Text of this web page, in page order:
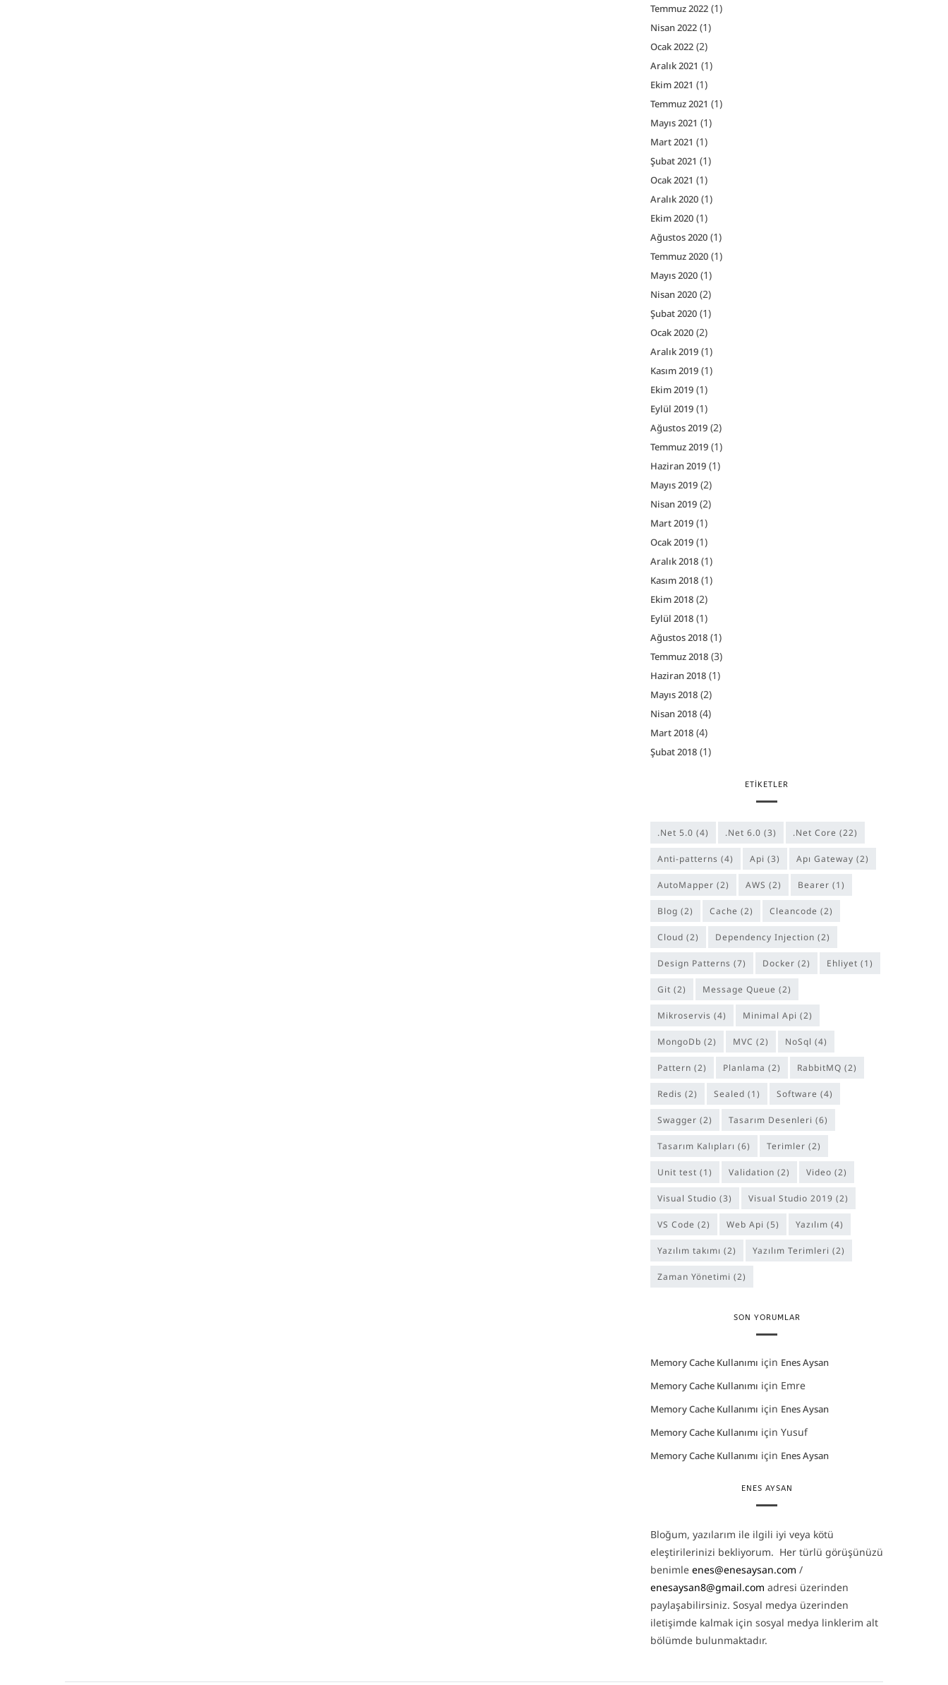
Temmuz 2022 (1)
Nisan 2022 (1)
Ocak 2022 (2)
Aralık 2021 (1)
Ekim 2021 (1)
Temmuz 2021 (1)
Mayıs 2021 (1)
Mart 2021 (1)
Şubat 2021 (1)
Ocak 2021 (1)
Aralık 2020 (1)
Ekim 2020 (1)
Ağustos 2020 (1)
Temmuz 2020 (1)
Mayıs 2020 (1)
Nisan 2020 (2)
Şubat 2020 (1)
Ocak 2020 (2)
Aralık 2019 (1)
Kasım 2019 (1)
Ekim 2019 (1)
Eylül 2019 (1)
Ağustos 2019 (2)
Temmuz 2019 (1)
Haziran 2019 (1)
Mayıs 2019 (2)
Nisan 2019 (2)
Mart 2019 (1)
Ocak 2019 (1)
Aralık 2018 (1)
Kasım 2018 (1)
Ekim 2018 (2)
Eylül 2018 (1)
Ağustos 2018 (1)
Temmuz 2018 (3)
Haziran 2018 (1)
Mayıs 2018 (2)
Nisan 2018 (4)
Mart 2018 (4)
Şubat 2018 (1)
ETIKETLER
.Net 5.0 (4) .Net 6.0 (3) .Net Core (22)
anti-patterns (4) Api (3) Apı Gateway (2)
AutoMapper (2) AWS (2) Bearer (1)
Blog (2) Cache (2) cleancode (2)
Cloud (2) Dependency Injection (2)
Design Patterns (7) Docker (2) Ehliyet (1)
Git (2) Message Queue (2)
Mikroservis (4) Minimal Api (2)
MongoDb (2) MVC (2) NoSql (4)
Pattern (2) Planlama (2) RabbitMQ (2)
Redis (2) Sealed (1) software (4)
Swagger (2) Tasarım Desenleri (6)
Tasarım Kalıpları (6) Terimler (2)
unit test (1) Validation (2) Video (2)
Visual Studio (3) Visual Studio 2019 (2)
VS Code (2) Web Api (5) Yazılım (4)
yazılım takımı (2) Yazılım Terimleri (2)
Zaman Yönetimi (2)
SON YORUMLAR
Memory Cache Kullanımı için Enes Aysan
Memory Cache Kullanımı için Emre
Memory Cache Kullanımı için Enes Aysan
Memory Cache Kullanımı için Yusuf
Memory Cache Kullanımı için Enes Aysan
ENES AYSAN
Bloğum, yazılarım ile ilgili iyi veya kötü
eleştirilerinizi bekliyorum. Her türlü görüşünüzü
benimle enes@enesaysan.com /
enesaysan8@gmail.com adresi üzerinden
paylaşabilirsiniz. Sosyal medya üzerinden
iletişimde kalmak için sosyal medya linklerim alt
bölümde bulunmaktadır.